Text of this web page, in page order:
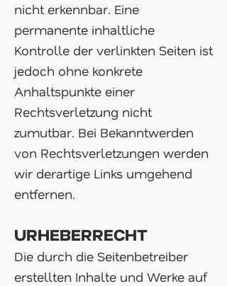
nicht erkennbar. Eine
permanente inhaltliche
Kontrolle der verlinkten Seiten ist
jedoch ohne konkrete
Anhaltspunkte einer
Rechtsverletzung nicht
zumutbar. Bei Bekanntwerden
von Rechtsverletzungen werden
wir derartige Links umgehend
entfernen.
URHEBERRECHT
Die durch die Seitenbetreiber
erstellten Inhalte und Werke auf